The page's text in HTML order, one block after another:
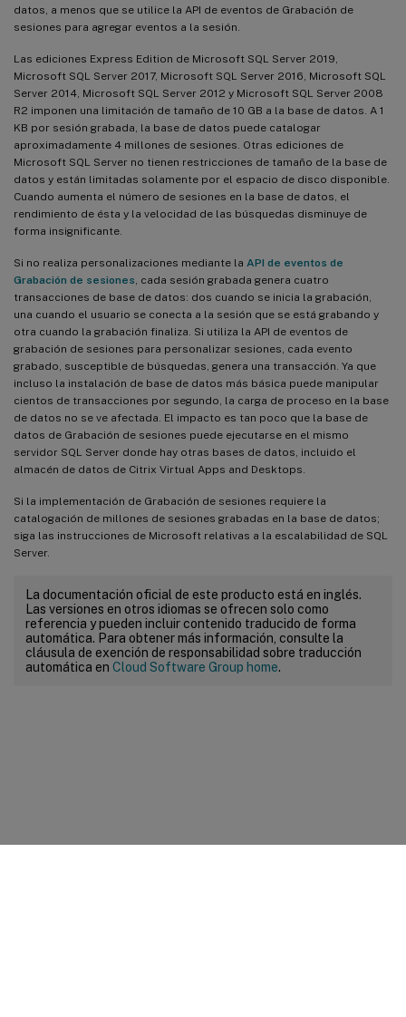
datos, a menos que se utilice la API de eventos de Grabación de
sesiones para agregar eventos a la sesión.
Las ediciones Express Edition de Microsoft SQL Server 2019,
Microsoft SQL Server 2017, Microsoft SQL Server 2016, Microsoft SQL
Server 2014, Microsoft SQL Server 2012 y Microsoft SQL Server 2008
R2 imponen una limitación de tamaño de 10 GB a la base de datos. A 1
KB por sesión grabada, la base de datos puede catalogar
aproximadamente 4 millones de sesiones. Otras ediciones de
Microsoft SQL Server no tienen restricciones de tamaño de la base de
datos y están limitadas solamente por el espacio de disco disponible.
Cuando aumenta el número de sesiones en la base de datos, el
rendimiento de ésta y la velocidad de las búsquedas disminuye de
forma insignificante.
Si no realiza personalizaciones mediante la API de eventos de
Grabación de sesiones , cada sesión grabada genera cuatro
transacciones de base de datos: dos cuando se inicia la grabación,
una cuando el usuario se conecta a la sesión que se está grabando y
otra cuando la grabación finaliza. Si utiliza la API de eventos de
grabación de sesiones para personalizar sesiones, cada evento
grabado, susceptible de búsquedas, genera una transacción. Ya que
incluso la instalación de base de datos más básica puede manipular
cientos de transacciones por segundo, la carga de proceso en la base
de datos no se ve afectada. El impacto es tan poco que la base de
datos de Grabación de sesiones puede ejecutarse en el mismo
servidor SQL Server donde hay otras bases de datos, incluido el
almacén de datos de Citrix Virtual Apps and Desktops.
Si la implementación de Grabación de sesiones requiere la
catalogación de millones de sesiones grabadas en la base de datos;
siga las instrucciones de Microsoft relativas a la escalabilidad de SQL
Server.
La documentación oficial de este producto está en inglés.
Las versiones en otros idiomas se ofrecen solo como
referencia y pueden incluir contenido traducido de forma
automática. Para obtener más información, consulte la
cláusula de exención de responsabilidad sobre traducción
automática en Cloud Software Group home.